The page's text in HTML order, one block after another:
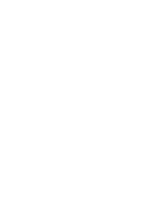
】 ウインクで
ン・ポシェッ
野圭吾 / 祥伝